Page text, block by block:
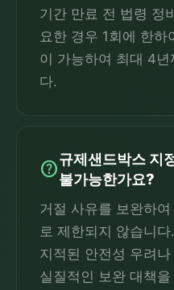
기간 만료 전 법령 정
요한 경우 1회에 한
이 가능하여 최대 4
다.
help규제샌드박스 지
불가능한가요?
거절 사유를 보완하
로 제한되지 않습니
지적된 안전성 우려
실질적인 보완 대책